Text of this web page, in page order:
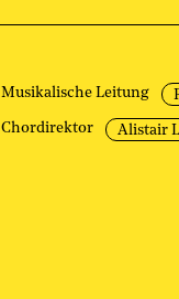
Musikalische Leitung
Chordirektor Alistair